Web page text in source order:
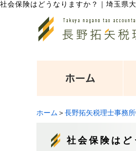
社会保険はどうなりますか？ 埼玉県
ホーム ＞ 長野拓矢税理士事務
社会保険はど